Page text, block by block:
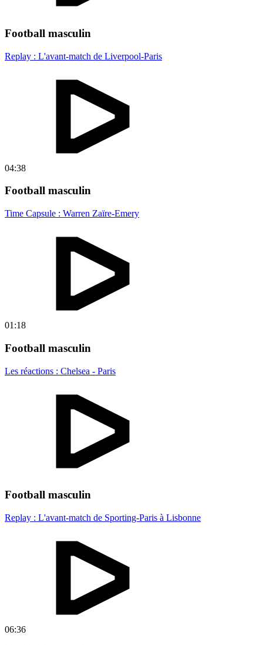
Football masculin
Replay : L'avant-match de Liverpool-Paris
04:38
Football masculin
Time Capsule : Warren Zaïre-Emery
01:18
Football masculin
Les réactions : Chelsea - Paris
Football masculin
Replay : L'avant-match de Sporting-Paris à Lisbonne
06:36